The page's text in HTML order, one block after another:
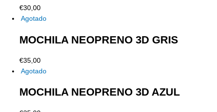
€30,00
Agotado
MOCHILA NEOPRENO 3D GRIS
€35,00
Agotado
MOCHILA NEOPRENO 3D AZUL